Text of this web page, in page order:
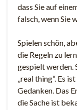
dass Sie auf
falsch, wenn Sie
Spielen schön,
die Regeln zu
gespielt werden.
„real thing“. Es
Gedanken. Das
die Sache ist